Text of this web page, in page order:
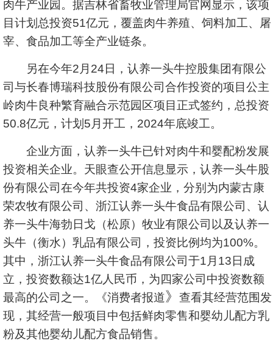
肉牛产业园。据吉林省畜牧业管理局官网显示，该项
目计划总投资51亿元，覆盖肉牛养殖、饲料加工、屠
宰、食品加工等全产业链条。
另在今年2月24日，认养一头牛控股集团有限公
司与长春博瑞科技股份有限公司合作投资的项目公主
岭肉牛良种繁育融合示范园区项目正式签约，总投资
50.8亿元，计划5月开工，2024年底竣工。
企业方面，认养一头牛已针对肉牛和婴配粉发展
投资相关企业。天眼查公开信息显示，认养一头牛股
份有限公司在今年共投资4家企业，分别为内蒙古康
荣农牧有限公司、浙江认养一头牛食品有限公司、认
养一头牛海勃日戈（松原）牧业有限公司以及认养一
头牛（衡水）乳品有限公司，投资比例均为100%。
其中，浙江认养一头牛食品有限公司于1月13日成
立，投资数额达1亿人民币，为四家公司中投资数额
最高的公司之一。《消费者报道》
查看其经营范围发
现，其经营一般项目中包括鲜肉零售和婴幼儿配方乳
粉及其他婴幼儿配方食品销售。